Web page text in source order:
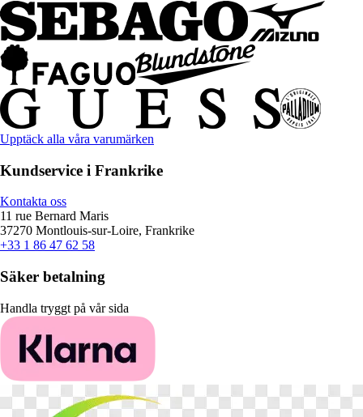
Upptäck alla våra varumärken
Kundservice i Frankrike
Kontakta oss
11 rue Bernard Maris
37270 Montlouis-sur-Loire, Frankrike
+33 1 86 47 62 58
Säker betalning
Handla tryggt på vår sida